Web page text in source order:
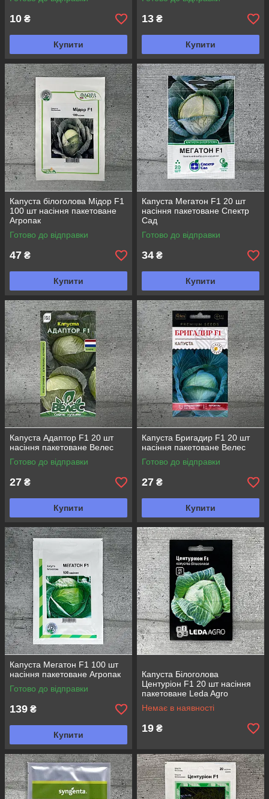
10 ₴
Купити
13 ₴
Купити
Капуста білоголова Мідор F1
100 шт насіння пакетоване
Агропак
Готово до відправки
47 ₴
Купити
Капуста Мегатон F1 20 шт
насіння пакетоване Спектр
Сад
Готово до відправки
34 ₴
Купити
Капуста Адаптор F1 20 шт
насіння пакетоване Велес
Готово до відправки
27 ₴
Купити
Капуста Бригадир F1 20 шт
насіння пакетоване Велес
Готово до відправки
27 ₴
Купити
Капуста Мегатон F1 100 шт
насіння пакетоване Агропак
Готово до відправки
139 ₴
Купити
Капуста Білоголова
Центуріон F1 20 шт насіння
пакетоване Leda Agro
Немає в наявності
19 ₴